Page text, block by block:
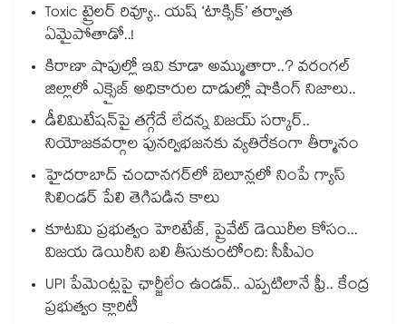
Toxic ట్రైలర్ రివ్యూ.. యష్ ‘టాక్సిక్’ తర్వాత
ఏమైపోతాడో..!
కిరాణా షాపుల్లో ఇవి కూడా అమ్ముతారా..? వరంగల్
జిల్లాలో ఎక్సైజ్ అధికారుల దాడుల్లో షాకింగ్ నిజాలు..
డీలిమిటేషన్‎పై తగ్గేదే లేదన్న విజయ్ సర్కార్..
నియోజకవర్గాల పునర్విభజనకు వ్యతిరేకంగా తీర్మానం
హైదరాబాద్⁪ చందానగర్⁫లో బెలూన్లలో నింపే గ్యాస్
సిలిండర్ పేలి తెగిపడిన కాలు
కూటమి ప్రభుత్వం హెరిటేజ్, ప్రైవేట్ డెయిరీల కోసం...
విజయ డెయిరీని బలి తీసుకుంటోంది: సీపీఎం
UPI పేమెంట్లపై ఛార్జీలేం ఉండవ్.. ఎప్పటిలానే ఫ్రీ.. కేంద్ర
ప్రభుత్వం క్లారిటీ